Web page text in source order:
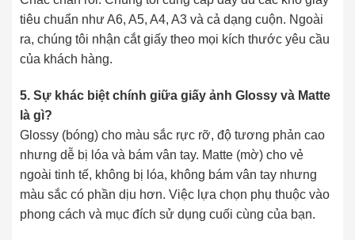
tiêu chuẩn như A6, A5, A4, A3 và cả dạng cuộn. Ngoài
ra, chúng tôi nhận cắt giấy theo mọi kích thước yêu cầu
của khách hàng.
5. Sự khác biệt chính giữa giấy ảnh Glossy và Matte
là gì?
Glossy (bóng) cho màu sắc rực rỡ, độ tương phản cao
nhưng dễ bị lóa và bám vân tay. Matte (mờ) cho vẻ
ngoài tinh tế, không bị lóa, không bám vân tay nhưng
màu sắc có phần dịu hơn. Việc lựa chọn phụ thuộc vào
phong cách và mục đích sử dụng cuối cùng của bạn.